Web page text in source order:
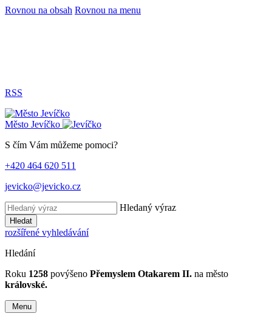
Rovnou na obsah Rovnou na menu
RSS
Město Jevíčko
S čím Vám můžeme pomoci?
+420 464 620 511
jevicko@jevicko.cz
Hledaný výraz
Hledat
rozšířené vyhledávání
Hledání
Roku 1258 povýšeno Přemyslem Otakarem II. na město
královské.
Menu